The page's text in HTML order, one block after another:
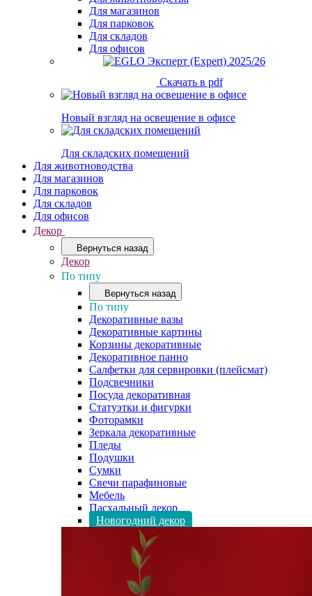
Для магазинов
Для парковок
Для складов
Для офисов
Скачать в pdf
Новый взгляд на освещение в офисе
Для складских помещений
Для животноводства
Для магазинов
Для парковок
Для складов
Для офисов
Декор
Вернуться назад
Декор
По типу
Вернуться назад
По типу
Декоративные вазы
Декоративные картины
Корзины декоративные
Декоративное панно
Салфетки для сервировки (плейсмат)
Подсвечники
Посуда декоративная
Статуэтки и фигурки
Фоторамки
Зеркала декоративные
Пледы
Подушки
Сумки
Свечи парафиновые
Мебель
Пасхальный декор
Новогодний декор